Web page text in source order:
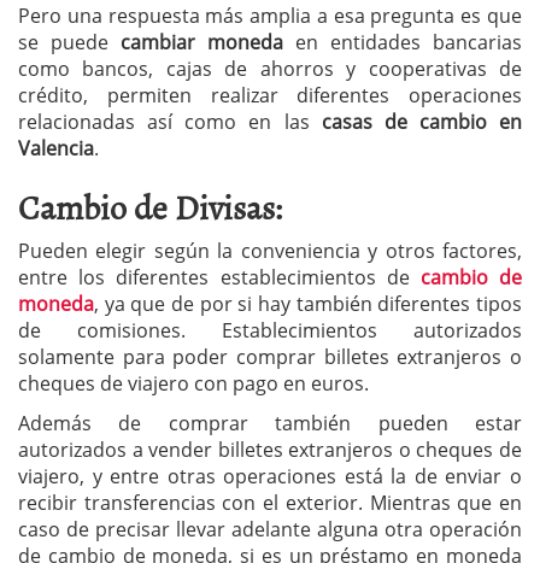
Pero una respuesta más amplia a esa pregunta es que
se puede cambiar moneda en entidades bancarias
como bancos, cajas de ahorros y cooperativas de
crédito, permiten realizar diferentes operaciones
relacionadas así como en las casas de cambio en
Valencia.
Cambio de Divisas:
Pueden elegir según la conveniencia y otros factores,
entre los diferentes establecimientos de cambio de
moneda, ya que de por si hay también diferentes tipos
de comisiones. Establecimientos autorizados
solamente para poder comprar billetes extranjeros o
cheques de viajero con pago en euros.
Además de comprar también pueden estar
autorizados a vender billetes extranjeros o cheques de
viajero, y entre otras operaciones está la de enviar o
recibir transferencias con el exterior. Mientras que en
caso de precisar llevar adelante alguna otra operación
de cambio de moneda, si es un préstamo en moneda